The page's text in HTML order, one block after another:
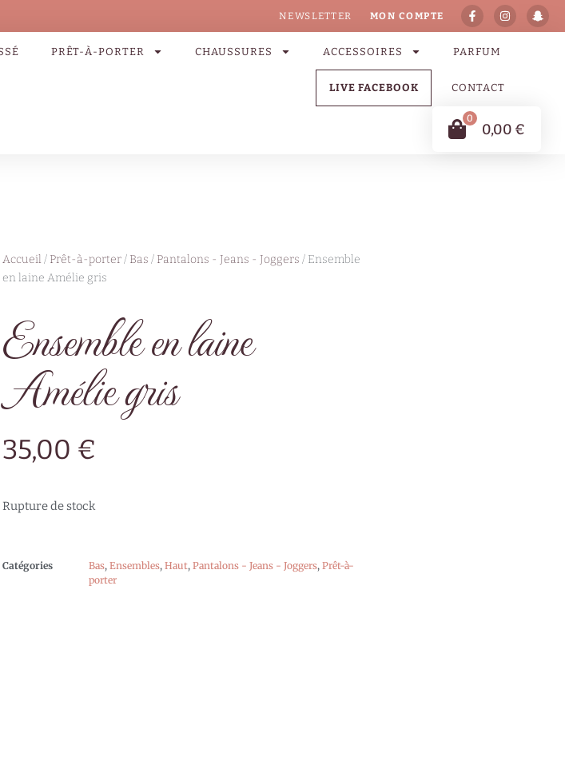
NEWSLETTER MON COMPTE
PRÊT-À-PORTER CHAUSSURES ACCESSOIRES PARFUM
LIVE FACEBOOK CONTACT
0
0,00 €
Accueil/ Prêt-à-porter/ Bas / Pantalons - Jeans - Joggers / Ensemble
en laine Amélie gris
Ensemble en laine
Amélie gris
35,00 €
Rupture de stock
Catégories Bas, Ensembles, Haut, Pantalons - Jeans - Joggers, Prêt-à-
porter